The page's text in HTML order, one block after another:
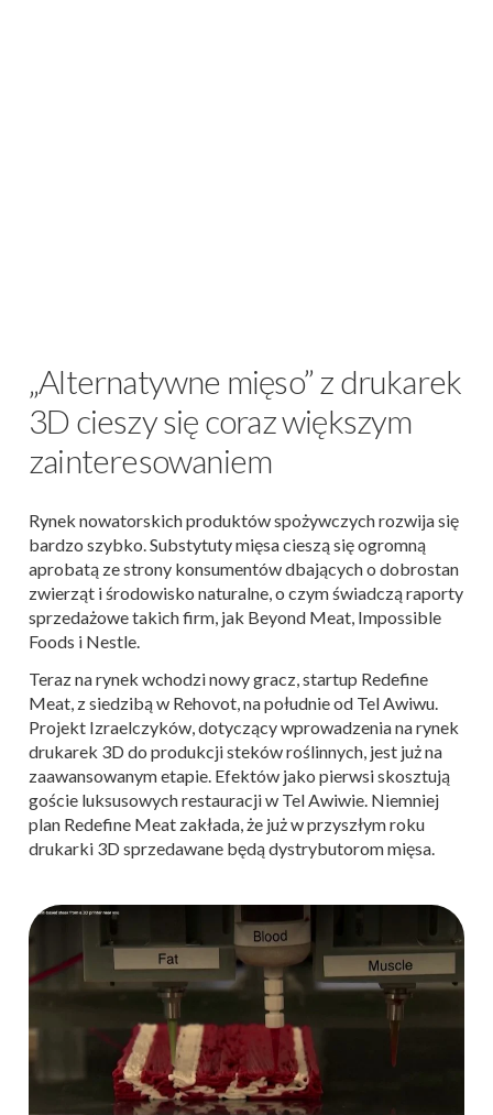
„Alternatywne mięso” z drukarek
3D cieszy się coraz większym
zainteresowaniem
Rynek nowatorskich produktów spożywczych rozwija się
bardzo szybko. Substytuty mięsa cieszą się ogromną
aprobatą ze strony konsumentów dbających o dobrostan
zwierząt i środowisko naturalne, o czym świadczą raporty
sprzedażowe takich firm, jak Beyond Meat, Impossible
Foods i Nestle.
Teraz na rynek wchodzi nowy gracz, startup Redefine
Meat, z siedzibą w Rehovot, na południe od Tel Awiwu.
Projekt Izraelczyków, dotyczący wprowadzenia na rynek
drukarek 3D do produkcji steków roślinnych, jest już na
zaawansowanym etapie. Efektów jako pierwsi skosztują
goście luksusowych restauracji w Tel Awiwie. Niemniej
plan Redefine Meat zakłada, że już w przyszłym roku
drukarki 3D sprzedawane będą dystrybutorom mięsa.